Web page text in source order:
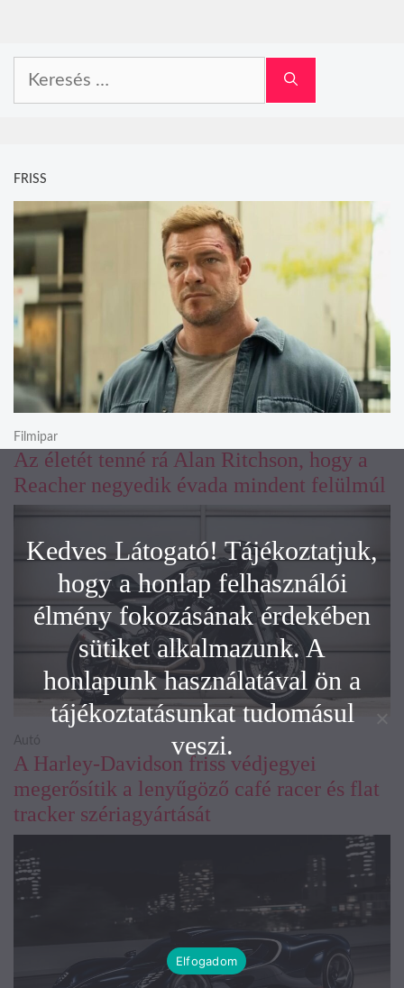
FRISS
Az életét tenné rá Alan Ritchson, hogy a
Reacher negyedik évada mindent felülmúl
Filmipar
A Harley-Davidson friss védjegyei
megerősítik a lenyűgöző café racer és flat
tracker szériagyártását
Autó
Kedves Látogató! Tájékoztatjuk,
hogy a honlap felhasználói
élmény fokozásának érdekében
sütiket alkalmazunk. A
honlapunk használatával ön a
tájékoztatásunkat tudomásul
veszi.
Elfogadom